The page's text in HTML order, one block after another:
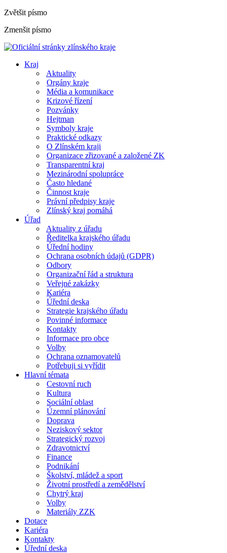
Zvětšit písmo
Zmenšit písmo
Kraj
Aktuality
Orgány kraje
Média a komunikace
Krizové řízení
Pozvánky
Hejtman
Symboly kraje
Praktické odkazy
O Zlínském kraji
Organizace zřizované a založené ZK
Transparentní kraj
Mezinárodní spolupráce
Často hledané
Činnost kraje
Právní předpisy kraje
Zlínský kraj pomáhá
Úřad
Aktuality z úřadu
Ředitelka krajského úřadu
Úřední hodiny
Ochrana osobních údajů (GDPR)
Odbory
Organizační řád a struktura
Veřejné zakázky
Kariéra
Úřední deska
Strategie krajského úřadu
Povinné informace
Kontakty
Informace pro obce
Volby
Ochrana oznamovatelů
Potřebuji si vyřídit
Hlavní témata
Cestovní ruch
Kultura
Sociální oblast
Územní plánování
Doprava
Neziskový sektor
Strategický rozvoj
Zdravotnictví
Finance
Podnikání
Školství, mládež a sport
Životní prostředí a zemědělství
Chytrý kraj
Volby
Materiály ZZK
Dotace
Kariéra
Kontakty
Úřední deska